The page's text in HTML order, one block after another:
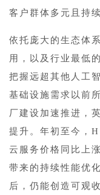
客户群体多元且持
依托庞大的生态体
用，以及行业最低
把握远超其他人工
基础设施需求以前
厂建设加速推进，
提升。年初至今，
云服务价格同比上
带来的持续性能优
后，仍能创造可观收